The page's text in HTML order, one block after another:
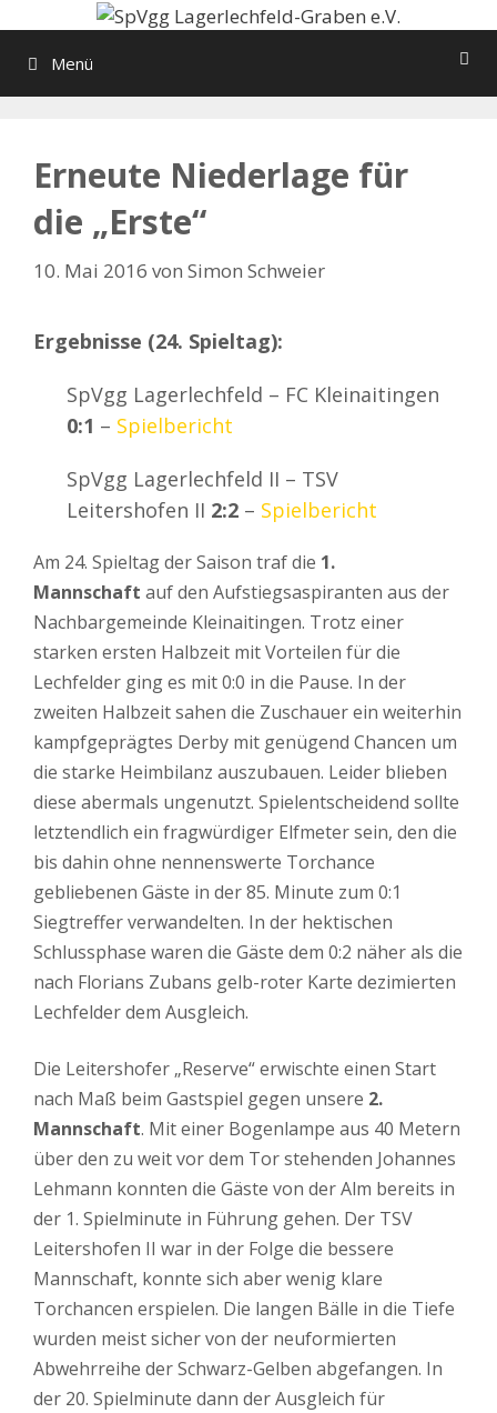
springen
Menü
Erneute Niederlage für
die „Erste“
10. Mai 2016 von Simon Schweier
Ergebnisse (24. Spieltag):
SpVgg Lagerlechfeld – FC Kleinaitingen
0:1 – Spielbericht
SpVgg Lagerlechfeld II – TSV
Leitershofen II 2:2 – Spielbericht
Am 24. Spieltag der Saison traf die 1.
Mannschaft auf den Aufstiegsaspiranten aus der
Nachbargemeinde Kleinaitingen. Trotz einer
starken ersten Halbzeit mit Vorteilen für die
Lechfelder ging es mit 0:0 in die Pause. In der
zweiten Halbzeit sahen die Zuschauer ein weiterhin
kampfgeprägtes Derby mit genügend Chancen um
die starke Heimbilanz auszubauen. Leider blieben
diese abermals ungenutzt. Spielentscheidend sollte
letztendlich ein fragwürdiger Elfmeter sein, den die
bis dahin ohne nennenswerte Torchance
gebliebenen Gäste in der 85. Minute zum 0:1
Siegtreffer verwandelten. In der hektischen
Schlussphase waren die Gäste dem 0:2 näher als die
nach Florians Zubans gelb-roter Karte dezimierten
Lechfelder dem Ausgleich.
Die Leitershofer „Reserve“ erwischte einen Start
nach Maß beim Gastspiel gegen unsere 2.
Mannschaft. Mit einer Bogenlampe aus 40 Metern
über den zu weit vor dem Tor stehenden Johannes
Lehmann konnten die Gäste von der Alm bereits in
der 1. Spielminute in Führung gehen. Der TSV
Leitershofen II war in der Folge die bessere
Mannschaft, konnte sich aber wenig klare
Torchancen erspielen. Die langen Bälle in die Tiefe
wurden meist sicher von der neuformierten
Abwehrreihe der Schwarz-Gelben abgefangen. In
der 20. Spielminute dann der Ausgleich für